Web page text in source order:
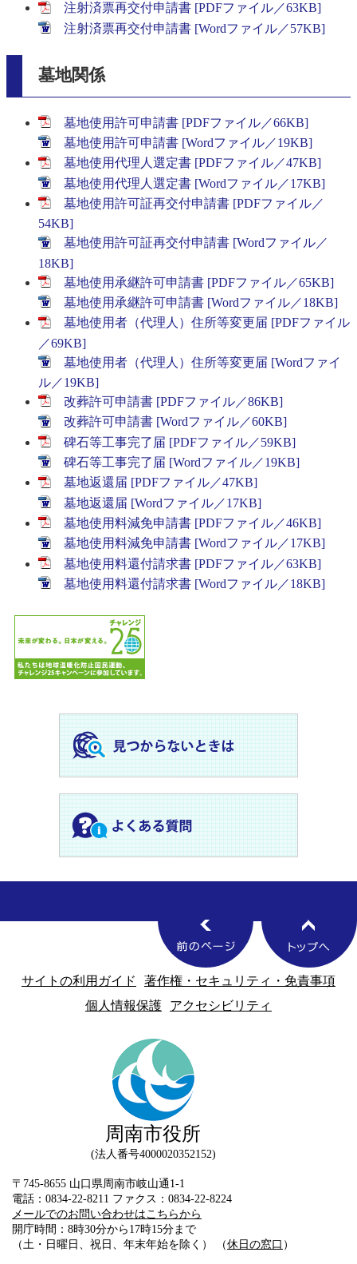
注射済票再交付申請書 [PDFファイル／63KB]
注射済票再交付申請書 [Wordファイル／57KB]
墓地関係
墓地使用許可申請書 [PDFファイル／66KB]
墓地使用許可申請書 [Wordファイル／19KB]
墓地使用代理人選定書 [PDFファイル／47KB]
墓地使用代理人選定書 [Wordファイル／17KB]
墓地使用許可証再交付申請書 [PDFファイル／
54KB]
墓地使用許可証再交付申請書 [Wordファイル／
18KB]
墓地使用承継許可申請書 [PDFファイル／65KB]
墓地使用承継許可申請書 [Wordファイル／18KB]
墓地使用者（代理人）住所等変更届 [PDFファイル
／69KB]
墓地使用者（代理人）住所等変更届 [Wordファイ
ル／19KB]
改葬許可申請書 [PDFファイル／86KB]
改葬許可申請書 [Wordファイル／60KB]
碑石等工事完了届 [PDFファイル／59KB]
碑石等工事完了届 [Wordファイル／19KB]
墓地返還届 [PDFファイル／47KB]
墓地返還届 [Wordファイル／17KB]
墓地使用料減免申請書 [PDFファイル／46KB]
墓地使用料減免申請書 [Wordファイル／17KB]
墓地使用料還付請求書 [PDFファイル／63KB]
墓地使用料還付請求書 [Wordファイル／18KB]
サイトの利用ガイド
著作権・セキュリティ・免責事項
個人情報保護
アクセシビリティ
周南市役所
法人番号4000020352152
〒745-8655 山口県周南市岐山通1-1
電話：0834-22-8211 ファクス：0834-22-8224
メールでのお問い合わせはこちらから
開庁時間：8時30分から17時15分まで
（土・日曜日、祝日、年末年始を除く） （休日の窓口 ）